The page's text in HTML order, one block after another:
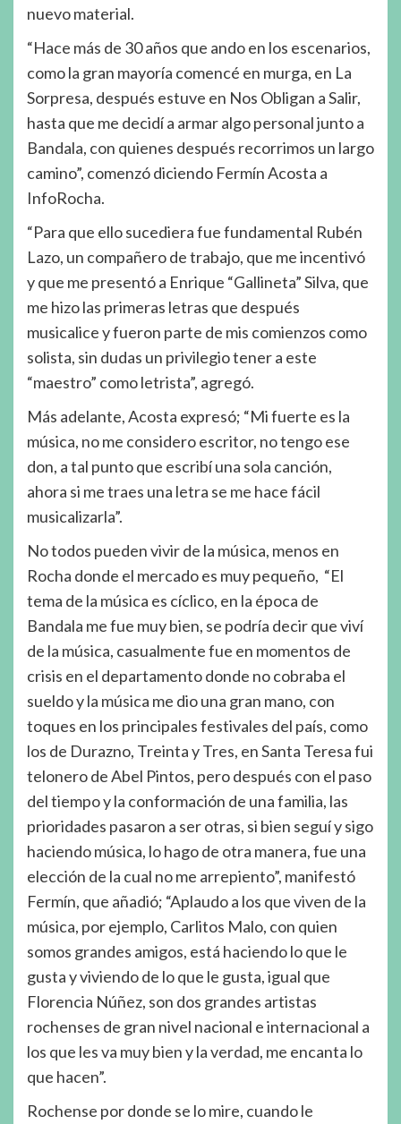
nuevo material.
“Hace más de 30 años que ando en los escenarios,
como la gran mayoría comencé en murga, en La
Sorpresa, después estuve en Nos Obligan a Salir,
hasta que me decidí a armar algo personal junto a
Bandala, con quienes después recorrimos un largo
camino”, comenzó diciendo Fermín Acosta a
InfoRocha.
“Para que ello sucediera fue fundamental Rubén
Lazo, un compañero de trabajo, que me incentivó
y que me presentó a Enrique “Gallineta” Silva, que
me hizo las primeras letras que después
musicalice y fueron parte de mis comienzos como
solista, sin dudas un privilegio tener a este
“maestro” como letrista”, agregó.
Más adelante, Acosta expresó; “Mi fuerte es la
música, no me considero escritor, no tengo ese
don, a tal punto que escribí una sola canción,
ahora si me traes una letra se me hace fácil
musicalizarla”.
No todos pueden vivir de la música, menos en
Rocha donde el mercado es muy pequeño, “El
tema de la música es cíclico, en la época de
Bandala me fue muy bien, se podría decir que viví
de la música, casualmente fue en momentos de
crisis en el departamento donde no cobraba el
sueldo y la música me dio una gran mano, con
toques en los principales festivales del país, como
los de Durazno, Treinta y Tres, en Santa Teresa fui
telonero de Abel Pintos, pero después con el paso
del tiempo y la conformación de una familia, las
prioridades pasaron a ser otras, si bien seguí y sigo
haciendo música, lo hago de otra manera, fue una
elección de la cual no me arrepiento”, manifestó
Fermín, que añadió; “Aplaudo a los que viven de la
música, por ejemplo, Carlitos Malo, con quien
somos grandes amigos, está haciendo lo que le
gusta y viviendo de lo que le gusta, igual que
Florencia Núñez, son dos grandes artistas
rochenses de gran nivel nacional e internacional a
los que les va muy bien y la verdad, me encanta lo
que hacen”.
Rochense por donde se lo mire, cuando le